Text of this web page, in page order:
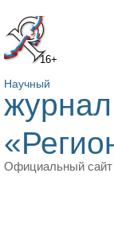
16+
Научный
журнал
Официальный сайт